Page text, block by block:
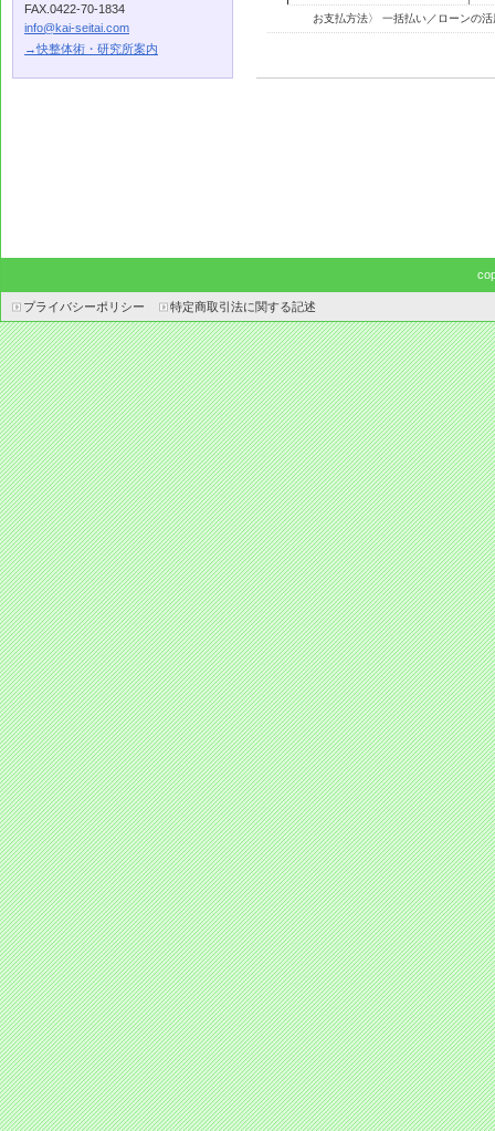
お支払方法〉 一括払い／ローンの
FAX.0422-70-1834
info@kai-seitai.com
→快整体術・研究所案内
プライバシーポリシー 特定商取引法に関する記述